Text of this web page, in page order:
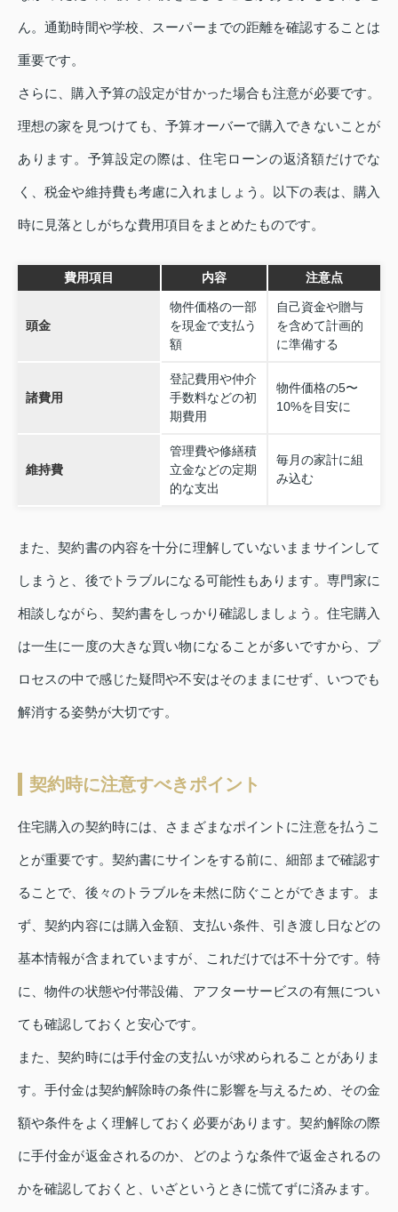
ん。通勤時間や学校、スーパーまでの距離を確認することは
重要です。
さらに、購入予算の設定が甘かった場合も注意が必要です。
理想の家を見つけても、予算オーバーで購入できないことが
あります。予算設定の際は、住宅ローンの返済額だけでな
く、税金や維持費も考慮に入れましょう。以下の表は、購入
時に見落としがちな費用項目をまとめたものです。
費用項目 内容 注意点
頭金
物件価格の一部
を現金で支払う
額
自己資金や贈与
を含めて計画的
に準備する
諸費用
登記費用や仲介
手数料などの初
期費用
物件価格の5〜
10%を目安に
維持費
管理費や修繕積
立金などの定期
的な支出
毎月の家計に組
み込む
また、契約書の内容を十分に理解していないままサインして
しまうと、後でトラブルになる可能性もあります。専門家に
相談しながら、契約書をしっかり確認しましょう。住宅購入
は一生に一度の大きな買い物になることが多いですから、プ
ロセスの中で感じた疑問や不安はそのままにせず、いつでも
解消する姿勢が大切です。
契約時に注意すべきポイント
住宅購入の契約時には、さまざまなポイントに注意を払うこ
とが重要です。契約書にサインをする前に、細部まで確認す
ることで、後々のトラブルを未然に防ぐことができます。ま
ず、契約内容には購入金額、支払い条件、引き渡し日などの
基本情報が含まれていますが、これだけでは不十分です。特
に、物件の状態や付帯設備、アフターサービスの有無につい
ても確認しておくと安心です。
また、契約時には手付金の支払いが求められることがありま
す。手付金は契約解除時の条件に影響を与えるため、その金
額や条件をよく理解しておく必要があります。契約解除の際
に手付金が返金されるのか、どのような条件で返金されるの
かを確認しておくと、いざというときに慌てずに済みます。